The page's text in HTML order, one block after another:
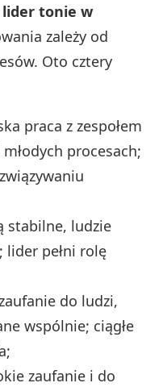
lider tonie w
zależy od
Oto cztery
praca z zespołem
procesach;
stabilne, ludzie
lider pełni rolę
do ludzi,
wspólnie; ciągłe
zaufanie i do